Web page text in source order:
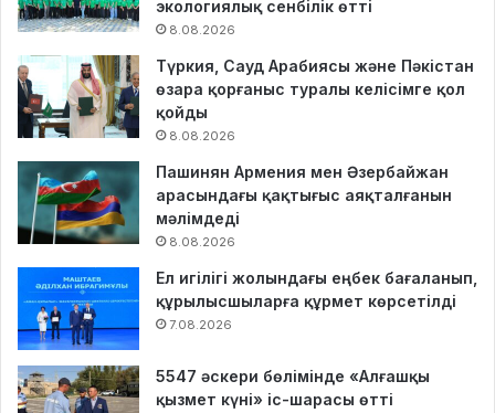
экологиялық сенбілік өтті
8.08.2026
Түркия, Сауд Арабиясы және Пәкістан
өзара қорғаныс туралы келісімге қол
қойды
8.08.2026
Пашинян Армения мен Әзербайжан
арасындағы қақтығыс аяқталғанын
мәлімдеді
8.08.2026
Ел игілігі жолындағы еңбек бағаланып,
құрылысшыларға құрмет көрсетілді
7.08.2026
5547 әскери бөлімінде «Алғашқы
қызмет күні» іс-шарасы өтті